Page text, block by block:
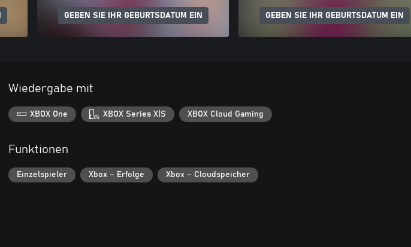
GEBEN SIE IHR GEBURTSDATUM EIN GEBEN SIE IHR GEBURTSDATUM EIN
Wiedergabe mit
XBOX One XBOX Series X|S XBOX Cloud Gaming
Funktionen
Einzelspieler Xbox – Erfolge Xbox – Cloudspeicher